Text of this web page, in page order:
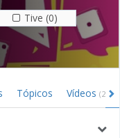
Tive (0)
Tópicos Vídeos (2)